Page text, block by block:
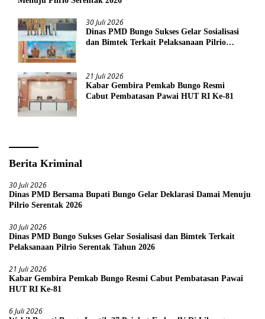
30 Juli 2026
Dinas PMD Bungo Sukses Gelar Sosialisasi
dan Bimtek Terkait Pelaksanaan Pilrio
21 Juli 2026
Kabar Gembira Pemkab Bungo Resmi
Cabut Pembatasan Pawai HUT RI Ke-81
Berita Kriminal
30 Juli 2026
Dinas PMD Bersama Bupati Bungo Gelar Deklarasi Damai Menuju
Pilrio Serentak 2026
30 Juli 2026
Dinas PMD Bungo Sukses Gelar Sosialisasi dan Bimtek Terkait
Pelaksanaan Pilrio Serentak Tahun 2026
21 Juli 2026
Kabar Gembira Pemkab Bungo Resmi Cabut Pembatasan Pawai
HUT RI Ke-81
6 Juli 2026